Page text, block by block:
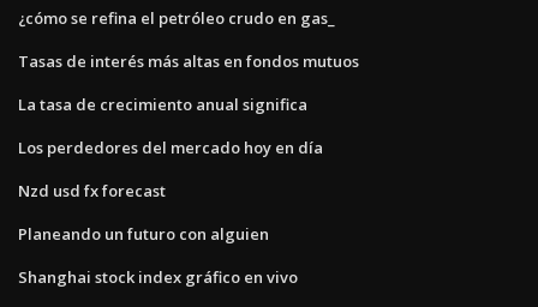
¿cómo se refina el petróleo crudo en gas_
Tasas de interés más altas en fondos mutuos
La tasa de crecimiento anual significa
Los perdedores del mercado hoy en día
Nzd usd fx forecast
Planeando un futuro con alguien
Shanghai stock index gráfico en vivo